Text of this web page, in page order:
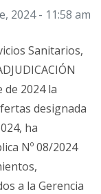
2024 - 11:58 am
Sanitarios,
de 2024 la
designada
ha
Nº 08/2024
a la Gerencia